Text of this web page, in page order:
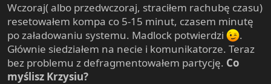
Wczoraj( albo przedwczoraj, straciłem rachubę czasu)
resetowałem kompa co 5-15 minut, czasem minutę
po załadowaniu systemu. Madlock potwierdzi
.
Głównie siedziałem na necie i komunikatorze. Teraz
bez problemu z defragmentowałem partycję. Co
myślisz Krzysiu?